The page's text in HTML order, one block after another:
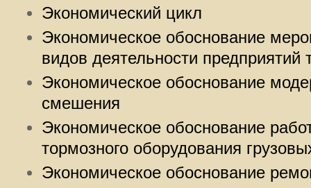
Экономический цикл
Экономическое обоснование
видов деятельности предприятий
Экономическое обоснование
смешения
Экономическое обоснование
тормозного оборудования
Экономическое обоснование